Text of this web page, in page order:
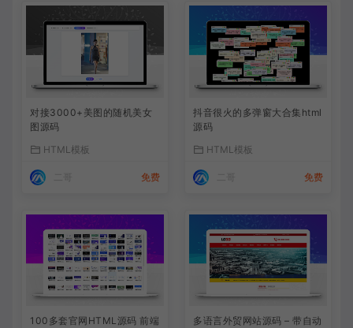
对接3000+美图的随机美女
图源码
HTML模板
免费
抖音很火的多弹窗大合集html
源码
HTML模板
免费
100多套官网HTML源码 前端
多语言外贸网站源码 – 带自动